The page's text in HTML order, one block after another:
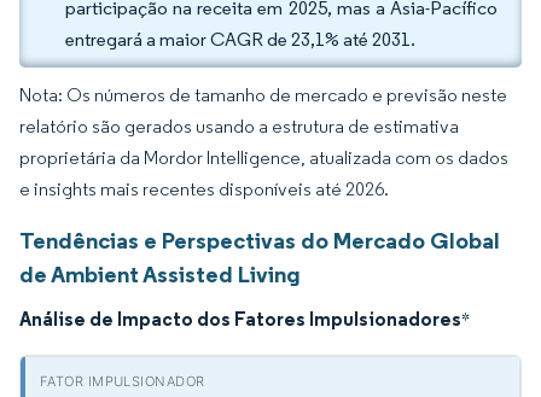
participação na receita em 2025, mas a Ásia-Pacífico
entregará a maior CAGR de 23,1% até 2031.
Nota: Os números de tamanho de mercado e previsão neste
relatório são gerados usando a estrutura de estimativa
proprietária da Mordor Intelligence, atualizada com os dados
e insights mais recentes disponíveis até 2026.
Tendências e Perspectivas do Mercado Global
de Ambient Assisted Living
Análise de Impacto dos Fatores Impulsionadores*